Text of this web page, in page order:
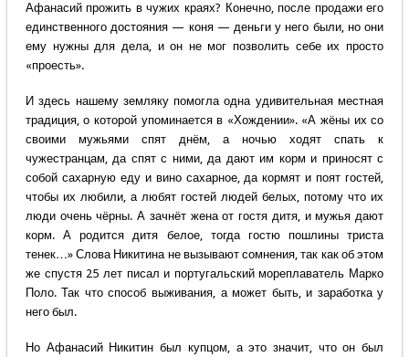
Афанасий прожить в чужих краях? Конечно, после продажи его
единственного достояния — коня — деньги у него были, но они
ему нужны для дела, и он не мог позволить себе их просто
«проесть».
И здесь нашему земляку помогла одна удивительная местная
традиция, о которой упоминается в «Хождении». «А жёны их со
своими мужьями спят днём, а ночью ходят спать к
чужестранцам, да спят с ними, да дают им корм и приносят с
собой сахарную еду и вино сахарное, да кормят и поят гостей,
чтобы их любили, а любят гостей людей белых, потому что их
люди очень чёрны. А зачнёт жена от гостя дитя, и мужья дают
корм. А родится дитя белое, тогда гостю пошлины триста
тенек…» Слова Никитина не вызывают сомнения, так как об этом
же спустя 25 лет писал и португальский мореплаватель Марко
Поло. Так что способ выживания, а может быть, и заработка у
него был.
Но Афанасий Никитин был купцом, а это значит, что он был